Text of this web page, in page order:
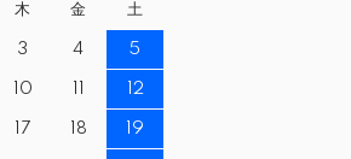
木 金 土
3 4 5
10 12
17 18 19